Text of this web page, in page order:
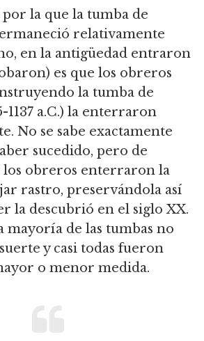
la que la tumba de
relativamente
en la antigüedad entraron
es que los obreros
la tumba de
1137 a.C.) la enterraron
No se sabe exactamente
sucedido, pero de
los obreros enterraron la
rastro, preservándola así
la descubrió en el siglo XX.
mayoría de las tumbas no
y casi todas fueron
o menor medida.